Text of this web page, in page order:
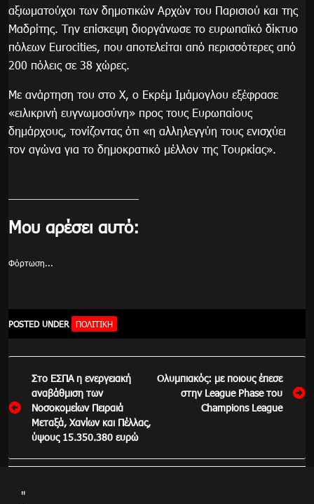
αξιωματούχοι των δημοτικών Αρχών του Παρισιού και της
Μαδρίτης. Την επίσκεψη διοργάνωσε το ευρωπαϊκό δίκτυο
πόλεων Eurocities, που αποτελείται από περισσότερες από
200 πόλεις σε 38 χώρες.
Με ανάρτηση του στο X, ο Εκρέμ Ιμάμογλου εξέφρασε
«ειλικρινή ευγνωμοσύνη» προς τους Ευρωπαίους
δημάρχους, τονίζοντας ότι «η αλληλεγγύη τους ενισχύει
τον αγώνα για το δημοκρατικό μέλλον της Τουρκίας».
Μου αρέσει αυτό:
Φόρτωση...
POSTED UNDER ΠΟΛΙΤΙΚΉ
Πλοήγηση
άρθρων
Στο ΕΣΠΑ η ενεργειακή
αναβάθμιση των
Νοσοκομείων Πειραιά
Μεταξά, Χανίων και Πέλλας,
ύψους 15.350.380 ευρώ
Ολυμπιακός: με ποιους έπεσε
στην League Phase του
Champions League
"